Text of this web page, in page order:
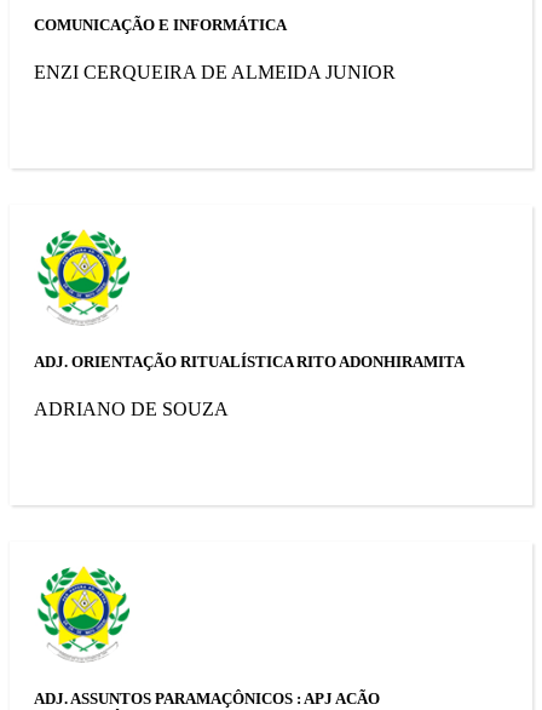
COMUNICAÇÃO E INFORMÁTICA
ENZI CERQUEIRA DE ALMEIDA JUNIOR
ADJ. ORIENTAÇÃO RITUALÍSTICA RITO ADONHIRAMITA
ADRIANO DE SOUZA
ADJ. ASSUNTOS PARAMAÇÔNICOS : APJ ACÃO